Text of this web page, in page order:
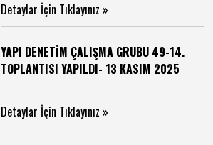
Detaylar İçin Tıklayınız »
YAPI DENETİM ÇALIŞMA GRUBU 49-14.
TOPLANTISI YAPILDI- 13 KASIM 2025
Detaylar İçin Tıklayınız »